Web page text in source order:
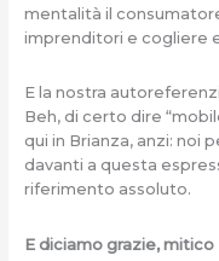
mentalità il
imprenditori e cogliere
E la nostra
Beh, di certo dire
qui in Brianza, anzi: noi
davanti a questa
riferimento assoluto.
E diciamo grazie,